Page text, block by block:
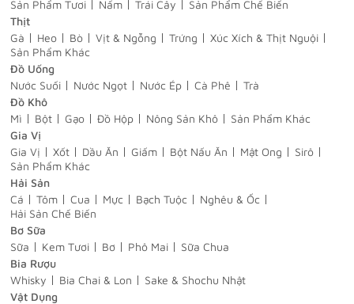
Sản Phẩm Tươi
Nấm Trái Cây
Sản Phẩm Chế Biến
Thịt
Gà
Heo Bò Vịt & Ngỗng Trứng
Xúc Xích & Thịt Nguội
Sản Phẩm Khác
Đồ Uống
Nước Suối
Nước Ngọt Nước Ép Cà Phê
Trà
Đồ Khô
Mì
Bột Gạo Đồ Hộp Nông Sản Khô
Sản Phẩm Khác
Gia Vị
Gia Vị
Xốt Dầu Ăn Giấm Bột Nấu Ăn Mật Ong
Sirô
Sản Phẩm Khác
Hải Sản
Cá
Tôm Cua Mực Bạch Tuộc
Nghêu & Ốc
Hải Sản Chế Biến
Bơ Sữa
Sữa
Kem Tươi Bơ Phô Mai
Sữa Chua
Bia Rượu
Whisky
Bia Chai & Lon
Sake & Shochu Nhật
Vật Dụng